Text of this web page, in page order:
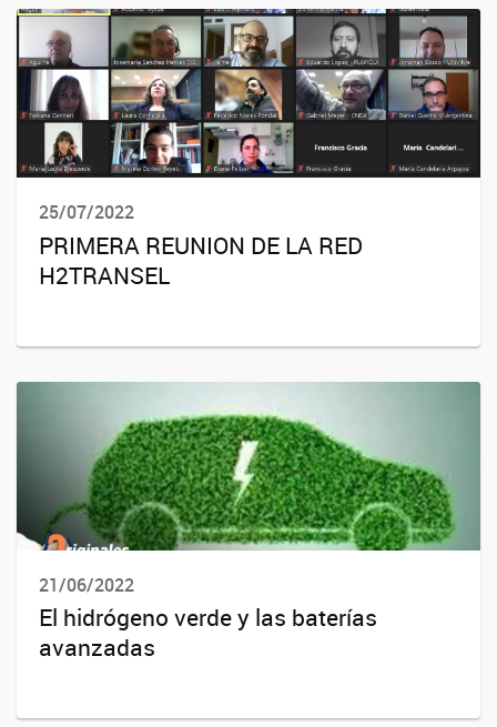
25/07/2022
PRIMERA REUNION DE LA RED
H2TRANSEL
21/06/2022
El hidrógeno verde y las baterías
avanzadas